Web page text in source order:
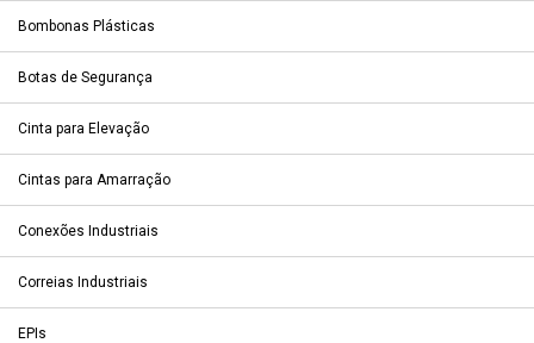
Bombonas Plásticas
Botas de Segurança
Cinta para Elevação
Cintas para Amarração
Conexões Industriais
Correias Industriais
EPIs